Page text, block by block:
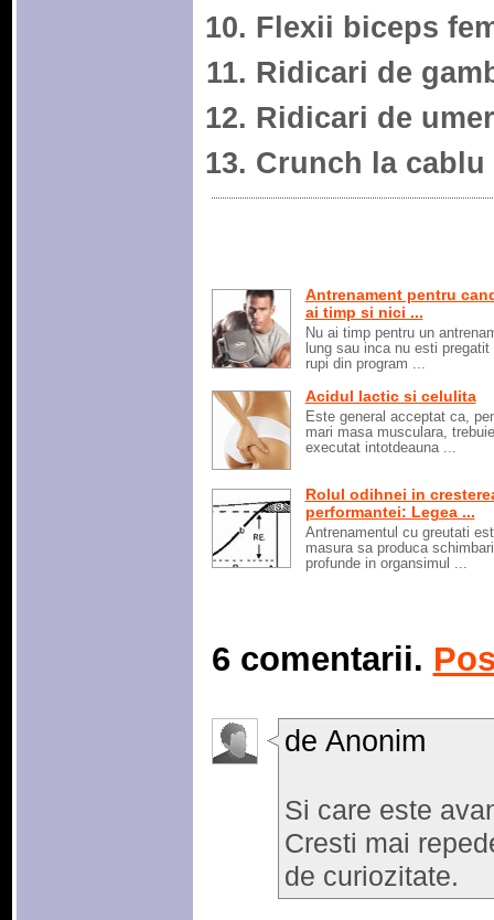
Flexii biceps
Ridicari de
Ridicari de
Crunch la cablu
Antrenament pentru
ai timp si nici ...
Nu ai timp pentru un
lung sau inca nu esti pregatit
rupi din program ...
Acidul lactic si celulita
Este general acceptat ca,
mari masa musculara, trebuie
executat intotdeauna ...
Rolul odihnei in
performantei: Legea ...
Antrenamentul cu greutati
masura sa produca schimbari
profunde in organsimul ...
6 comentarii.
de Anonim
Si care este
Cresti mai
de curiozitate.